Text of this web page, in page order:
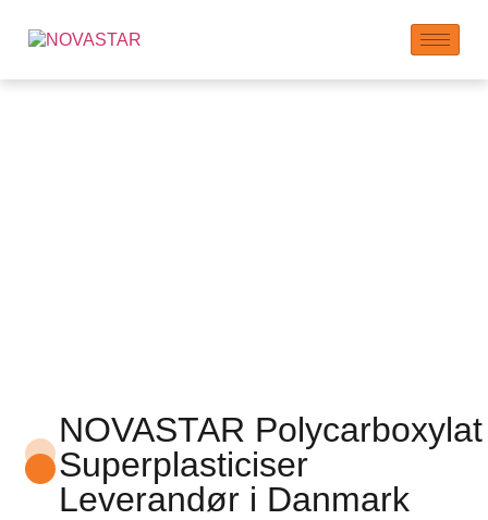
NOVASTAR Polycarboxylat
Superplasticiser
Leverandør i Danmark